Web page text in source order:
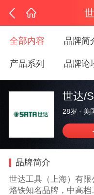
全部内容 品牌简
产品系列 品牌论
世达/
28岁 · 美
品牌简介
世达工具（上海）有
烙铁知名品牌，中高